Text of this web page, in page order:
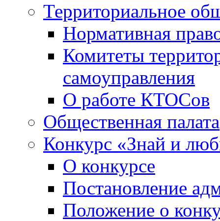
Территориальное
Нормативная
Комитеты
самоуправления
О работе КТОСов
Общественная палата
Конкурс «Знай и
О конкурсе
Постановление
Положение о